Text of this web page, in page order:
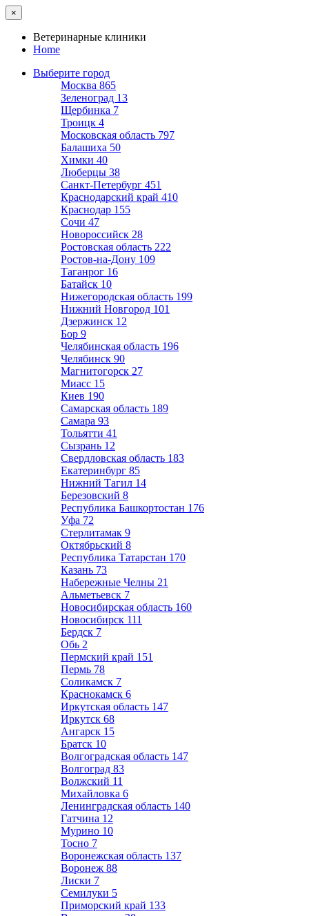
×
Ветеринарные клиники
Home
Выберите город
Москва 865
Зеленоград 13
Щербинка 7
Троицк 4
Московская область 797
Балашиха 50
Химки 40
Люберцы 38
Санкт-Петербург 451
Краснодарский край 410
Краснодар 155
Сочи 47
Новороссийск 28
Ростовская область 222
Ростов-на-Дону 109
Таганрог 16
Батайск 10
Нижегородская область 199
Нижний Новгород 101
Дзержинск 12
Бор 9
Челябинская область 196
Челябинск 90
Магнитогорск 27
Миасс 15
Киев 190
Самарская область 189
Самара 93
Тольятти 41
Сызрань 12
Свердловская область 183
Екатеринбург 85
Нижний Тагил 14
Березовский 8
Республика Башкортостан 176
Уфа 72
Стерлитамак 9
Октябрьский 8
Республика Татарстан 170
Казань 73
Набережные Челны 21
Альметьевск 7
Новосибирская область 160
Новосибирск 111
Бердск 7
Обь 2
Пермский край 151
Пермь 78
Соликамск 7
Краснокамск 6
Иркутская область 147
Иркутск 68
Ангарск 15
Братск 10
Волгоградская область 147
Волгоград 83
Волжский 11
Михайловка 6
Ленинградская область 140
Гатчина 12
Мурино 10
Тосно 7
Воронежская область 137
Воронеж 88
Лиски 7
Семилуки 5
Приморский край 133